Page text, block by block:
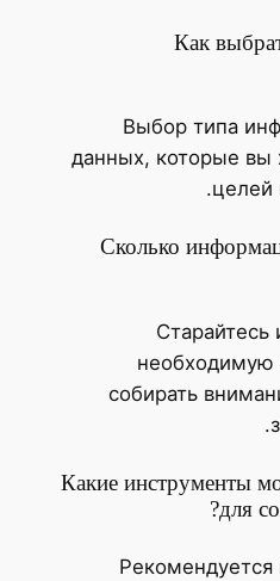
1. Как
Выбор типа
данных, которые вы
целей
2. Сколько
Старайтесь
собирать
.
3. Какие инструменты
для
Рекомендуется